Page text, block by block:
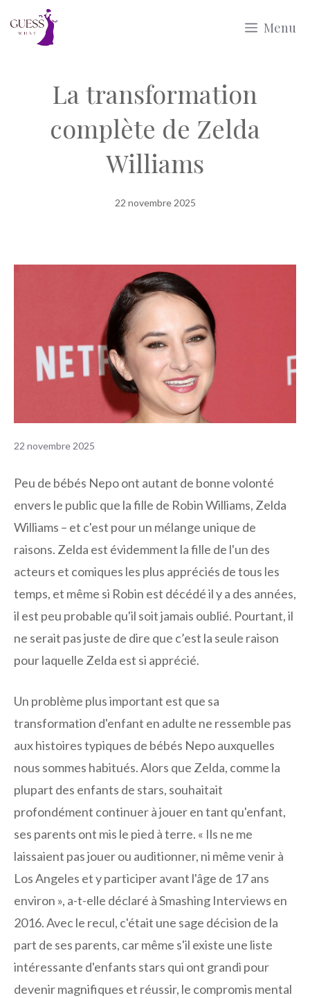
Menu
La transformation
complète de Zelda
Williams
22 novembre 2025
22 novembre 2025
Peu de bébés Nepo ont autant de bonne volonté
envers le public que la fille de Robin Williams, Zelda
Williams – et c'est pour un mélange unique de
raisons. Zelda est évidemment la fille de l'un des
acteurs et comiques les plus appréciés de tous les
temps, et même si Robin est décédé il y a des années,
il est peu probable qu'il soit jamais oublié. Pourtant, il
ne serait pas juste de dire que c’est la seule raison
pour laquelle Zelda est si apprécié.
Un problème plus important est que sa
transformation d'enfant en adulte ne ressemble pas
aux histoires typiques de bébés Nepo auxquelles
nous sommes habitués. Alors que Zelda, comme la
plupart des enfants de stars, souhaitait
profondément continuer à jouer en tant qu'enfant,
ses parents ont mis le pied à terre. « Ils ne me
laissaient pas jouer ou auditionner, ni même venir à
Los Angeles et y participer avant l'âge de 17 ans
environ », a-t-elle déclaré à Smashing Interviews en
2016. Avec le recul, c'était une sage décision de la
part de ses parents, car même s'il existe une liste
intéressante d'enfants stars qui ont grandi pour
devenir magnifiques et réussir, le compromis mental